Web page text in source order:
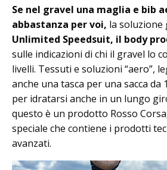
Se nel gravel una maglia e bib
abbastanza per voi, la soluzione
Unlimited Speedsuit, il body
sulle indicazioni di chi il gravel lo
livelli. Tessuti e soluzioni “aero”,
anche una tasca per una sacca da
per idratarsi anche in un lungo
questo è un prodotto Rosso
speciale che contiene i prodotti
avanzati.